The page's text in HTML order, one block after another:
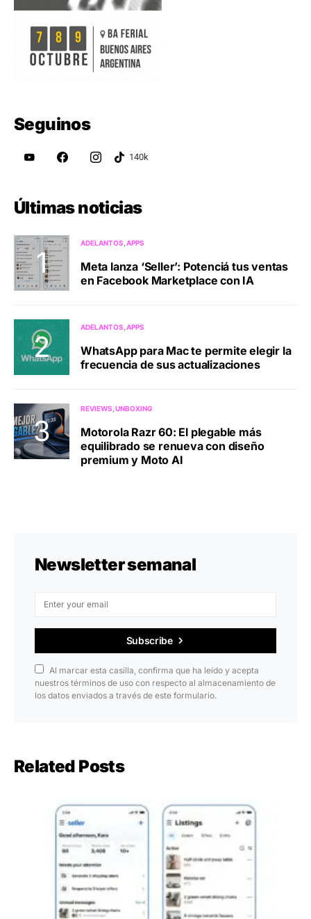
Seguinos
Últimas noticias
ADELANTOS APPS
Meta lanza ‘Seller’: Potenciá tus ventas
en Facebook Marketplace con IA
ADELANTOS APPS
WhatsApp para Mac te permite elegir la
frecuencia de sus actualizaciones
REVIEWS UNBOXING
Motorola Razr 60: El plegable más
equilibrado se renueva con diseño
premium y Moto AI
Newsletter semanal
Subscribe
Al marcar esta casilla, confirma que ha leído y acepta
nuestros términos de uso con respecto al almacenamiento de
los datos enviados a través de este formulario.
Related Posts